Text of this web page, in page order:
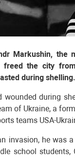
Markushin,
freed the city
during shelling.
during
of Ukraine, a
teams USA-
invasion, he was
school